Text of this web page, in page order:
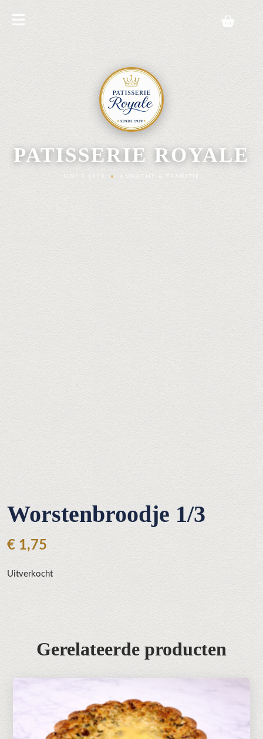
PATISSERIE ROYALE
SINDS 1929 • AMBACHT & TRADITIE
Worstenbroodje 1/3
€ 1,75
Uitverkocht
Gerelateerde producten